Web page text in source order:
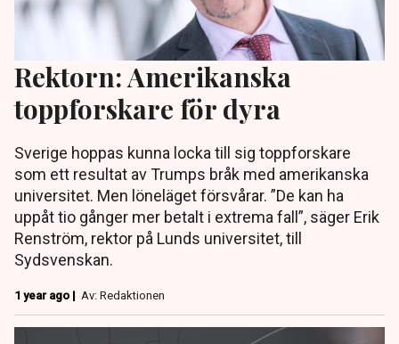
Rektorn: Amerikanska
toppforskare för dyra
Sverige hoppas kunna locka till sig toppforskare
som ett resultat av Trumps bråk med amerikanska
universitet. Men löneläget försvårar. ”De kan ha
uppåt tio gånger mer betalt i extrema fall”, säger Erik
Renström, rektor på Lunds universitet, till
Sydsvenskan.
1 year ago | Av: Redaktionen